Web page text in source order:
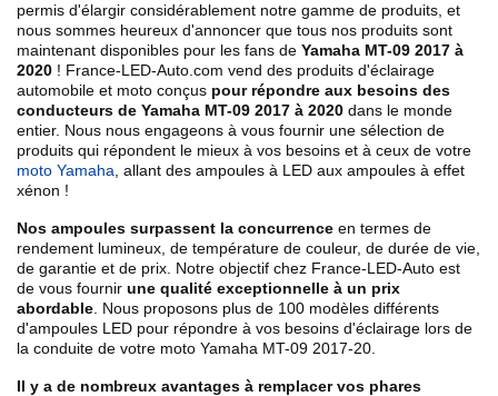
permis d'élargir considérablement notre gamme de produits, et
nous sommes heureux d'annoncer que tous nos produits sont
maintenant disponibles pour les fans de Yamaha MT-09 2017 à
2020 ! France-LED-Auto.com vend des produits d'éclairage
automobile et moto conçus pour répondre aux besoins des
conducteurs de Yamaha MT-09 2017 à 2020 dans le monde
entier. Nous nous engageons à vous fournir une sélection de
produits qui répondent le mieux à vos besoins et à ceux de votre
moto Yamaha , allant des ampoules à LED aux ampoules à effet
xénon !
Nos ampoules surpassent la concurrence en termes de
rendement lumineux, de température de couleur, de durée de vie,
de garantie et de prix. Notre objectif chez France-LED-Auto est
de vous fournir une qualité exceptionnelle à un prix
abordable . Nous proposons plus de 100 modèles différents
d'ampoules LED pour répondre à vos besoins d'éclairage lors de
la conduite de votre moto Yamaha MT-09 2017-20.
Il y a de nombreux avantages à remplacer vos phares